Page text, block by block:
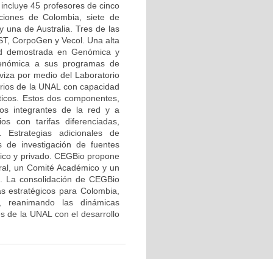
45 profesores de cinco
de Colombia, siete de
una de Australia. Tres de las
CorpoGen y Vecol. Una alta
demostrada en Genómica y
a sus programas de
por medio del Laboratorio
de la UNAL con capacidad
Estos dos componentes,
integrantes de la red y a
con tarifas diferenciadas,
adicionales de
de investigación de fuentes
y privado. CEGBio propone
un Comité Académico y un
La consolidación de CEGBio
estratégicos para Colombia,
reanimando las dinámicas
de la UNAL con el desarrollo